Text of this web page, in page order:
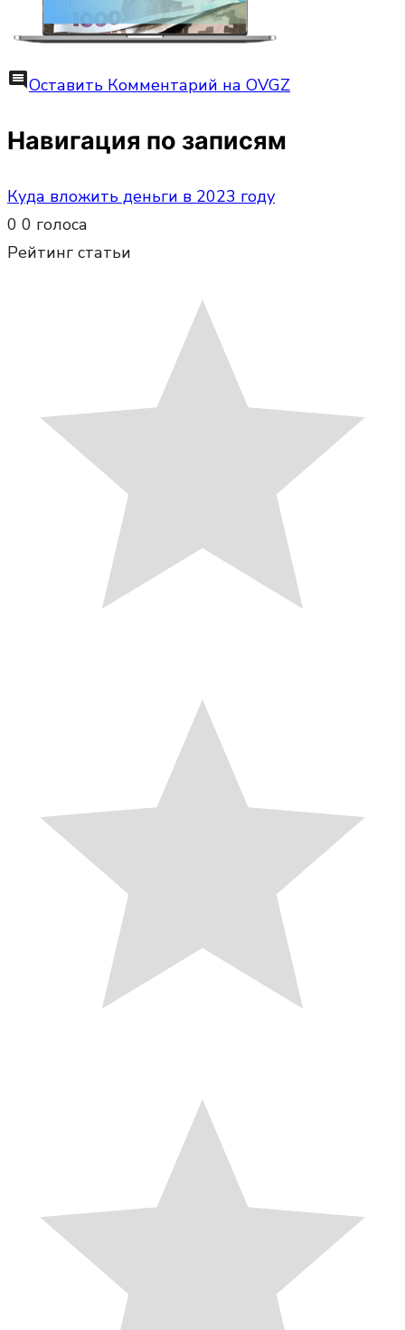
commentОставить Комментарий на OVGZ
Навигация по записям
Куда вложить деньги в 2023 году
0 0 голоса
Рейтинг статьи